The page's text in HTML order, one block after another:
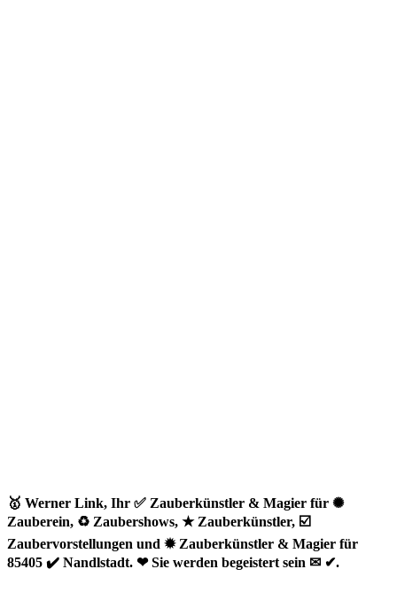
🥇 Werner Link, Ihr ✅ Zauberkünstler & Magier für ✺
Zauberein, ♻ Zaubershows, ★ Zauberkünstler, ☑️
Zaubervorstellungen und ✹ Zauberkünstler & Magier für
85405 ✔️ Nandlstadt. ❤ Sie werden begeistert sein ✉ ✔.